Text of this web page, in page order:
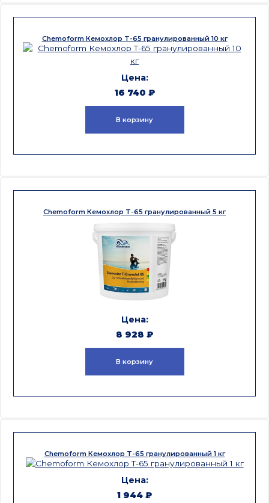
Chemoform Кемохлор T-65 гранулированный 10 кг
16 740 ₽
В корзину
Chemoform Кемохлор T-65 гранулированный 5 кг
8 928 ₽
В корзину
Chemoform Кемохлор T-65 гранулированный 1 кг
1 944 ₽